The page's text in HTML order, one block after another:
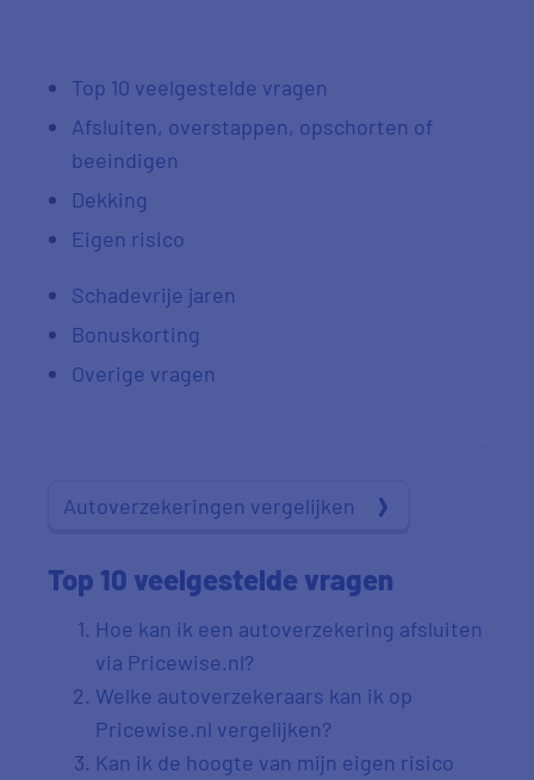
Top 10 veelgestelde vragen
Afsluiten, overstappen, opschorten of
beeindigen
Dekking
Eigen risico
Schadevrije jaren
Bonuskorting
Overige vragen
Autoverzekeringen vergelijken
Top 10 veelgestelde vragen
Hoe kan ik een autoverzekering afsluiten
via Pricewise.nl?
Welke autoverzekeraars kan ik op
Pricewise.nl vergelijken?
Kan ik de hoogte van mijn eigen risico